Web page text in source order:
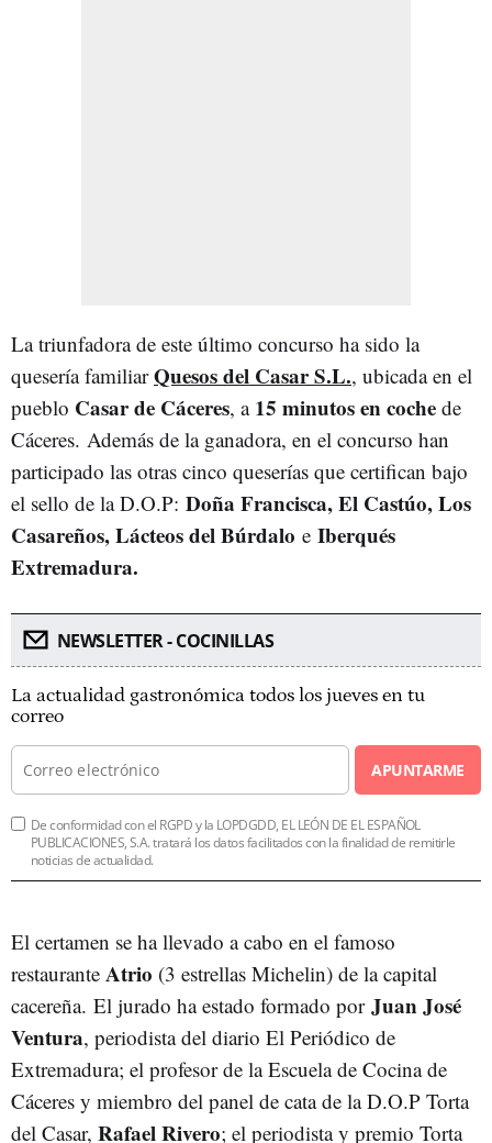
La triunfadora de este último concurso ha sido la
quesería familiarQuesos del Casar S.L., ubicada en el
pueblo Casar de Cáceres, a 15 minutos en coche de
Cáceres. Además de la ganadora, en el concurso han
participado las otras cinco queserías que certifican bajo
el sello de la D.O.P: Doña Francisca, El Castúo, Los
Casareños, Lácteos del Búrdalo e Iberqués
Extremadura.
NEWSLETTER - COCINILLAS
La actualidad gastronómica todos los jueves en tu
correo
APUNTARME
De conformidad con el RGPD y la LOPDGDD, EL LEÓN DE EL ESPAÑOL
PUBLICACIONES, S.A. tratará los datos facilitados con la finalidad de remitirle
noticias de actualidad.
El certamen se ha llevado a cabo en el famoso
restaurante Atrio (3 estrellas Michelin) de la capital
cacereña. El jurado ha estado formado por Juan José
Ventura, periodista del diario El Periódico de
Extremadura; el profesor de la Escuela de Cocina de
Cáceres y miembro del panel de cata de la D.O.P Torta
del Casar, Rafael Rivero; el periodista y premio Torta